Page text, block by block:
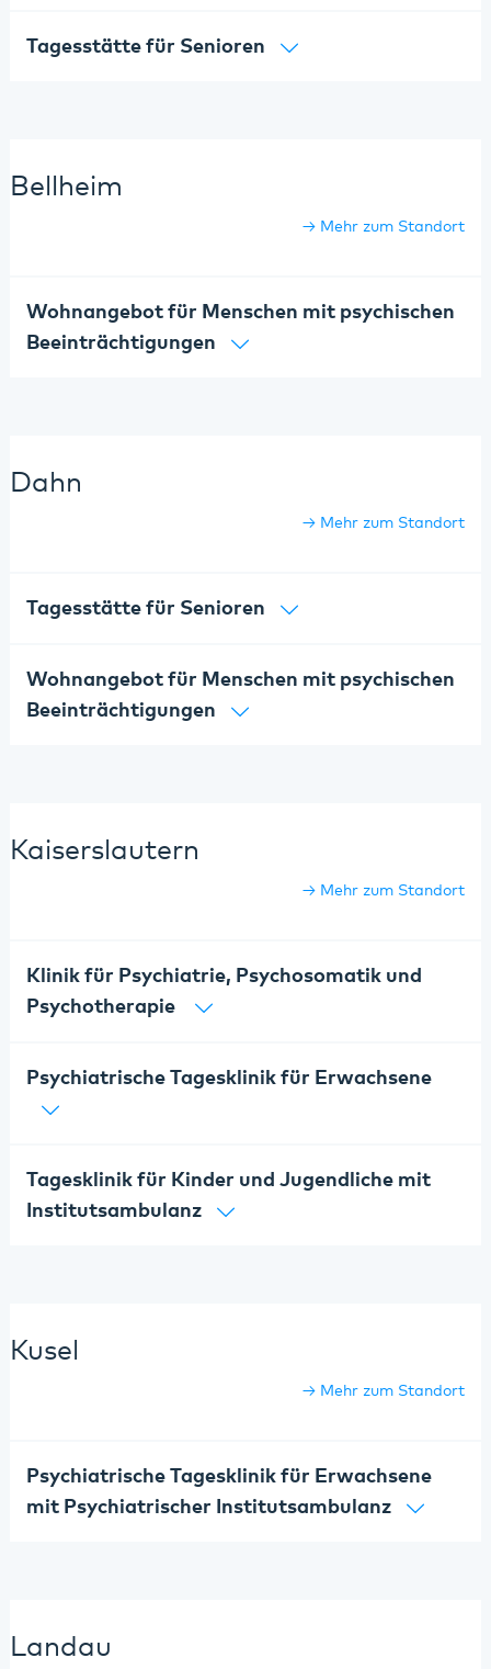
Tagesstätte für Senioren
Bellheim
Mehr zum Standort
Wohnangebot für Menschen mit psychischen
Beeinträchtigungen
Dahn
Mehr zum Standort
Tagesstätte für Senioren
Wohnangebot für Menschen mit psychischen
Beeinträchtigungen
Kaiserslautern
Mehr zum Standort
Klinik für Psychiatrie, Psychosomatik und
Psychotherapie
Psychiatrische Tagesklinik für Erwachsene
Tagesklinik für Kinder und Jugendliche mit
Institutsambulanz
Kusel
Mehr zum Standort
Psychiatrische Tagesklinik für Erwachsene
mit Psychiatrischer Institutsambulanz
Landau